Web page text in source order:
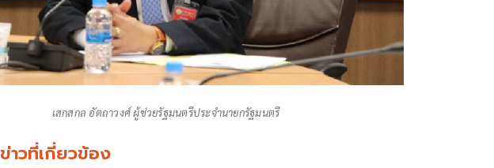
เสกสกล อัตถาวงศ์ ผู้ช่วยรัฐมนตรีประจำนายกรัฐมนตรี
ข่าวที่เกี่ยวข้อง